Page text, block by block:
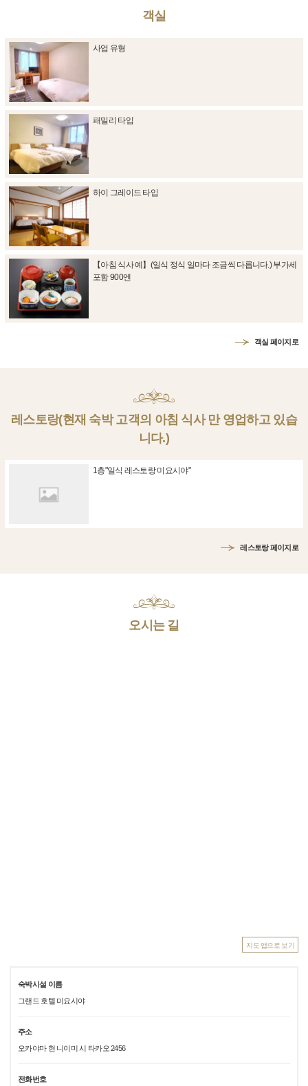
객실
사업 유형
패밀리 타입
하이 그레이드 타입
【아침 식사 예】(일식 정식 일마다 조금씩 다릅니다.) 부가세
포함 900엔
객실 페이지로
레스토랑(현재 숙박 고객의 아침 식사 만 영업하고 있습
니다.)
1층"일식 레스토랑 미요시야"
레스토랑 페이지로
오시는 길
지도 앱으로 보기
숙박시설 이름
그랜드 호텔 미요시야
주소
오카야마 현 니이미 시 타카오 2456
전화번호